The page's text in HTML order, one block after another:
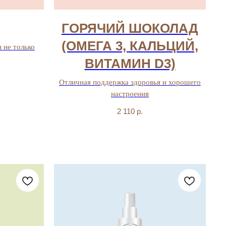
только
ГОРЯЧИЙ ШОКОЛАД
(ОМЕГА 3, КАЛЬЦИЙ,
ВИТАМИН D3)
Отличная поддержка здоровья и хорошего
настроения
2 110 р.